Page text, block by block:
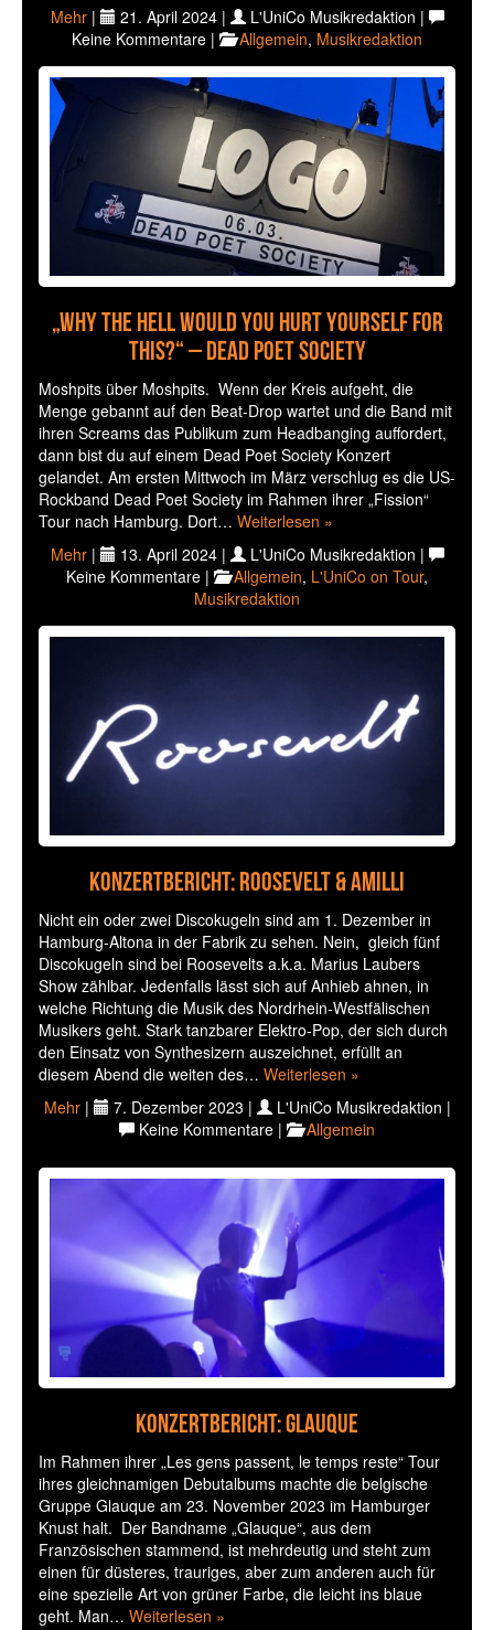
Mehr| 21. April 2024 |
L'UniCo Musikredaktion |
Keine Kommentare |
Allgemein, Musikredaktion
„Why the hell would you hurt yourself for
this?“ – Dead Poet Society
Moshpits über Moshpits. Wenn der Kreis aufgeht, die
Menge gebannt auf den Beat-Drop wartet und die Band mit
ihren Screams das Publikum zum Headbanging auffordert,
dann bist du auf einem Dead Poet Society Konzert
gelandet. Am ersten Mittwoch im März verschlug es die US-
Rockband Dead Poet Society im Rahmen ihrer „Fission“
Tour nach Hamburg. Dort… Weiterlesen »
Mehr| 13. April 2024 |
L'UniCo Musikredaktion |
Keine Kommentare |
Allgemein, L'UniCo on Tour,
Musikredaktion
Konzertbericht: Roosevelt & Amilli
Nicht ein oder zwei Discokugeln sind am 1. Dezember in
Hamburg-Altona in der Fabrik zu sehen. Nein, gleich fünf
Discokugeln sind bei Roosevelts a.k.a. Marius Laubers
Show zählbar. Jedenfalls lässt sich auf Anhieb ahnen, in
welche Richtung die Musik des Nordrhein-Westfälischen
Musikers geht. Stark tanzbarer Elektro-Pop, der sich durch
den Einsatz von Synthesizern auszeichnet, erfüllt an
diesem Abend die weiten des… Weiterlesen »
Mehr| 7. Dezember 2023 |
L'UniCo Musikredaktion |
Keine Kommentare |
Allgemein
Konzertbericht: Glauque
Im Rahmen ihrer „Les gens passent, le temps reste“ Tour
ihres gleichnamigen Debutalbums machte die belgische
Gruppe Glauque am 23. November 2023 im Hamburger
Knust halt. Der Bandname „Glauque“, aus dem
Französischen stammend, ist mehrdeutig und steht zum
einen für düsteres, trauriges, aber zum anderen auch für
eine spezielle Art von grüner Farbe, die leicht ins blaue
geht. Man… Weiterlesen »